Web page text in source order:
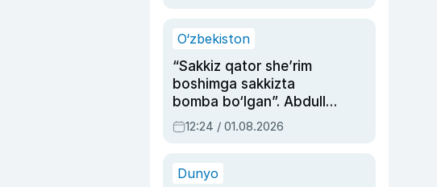
O‘zbekiston
“Sakkiz qator she’rim
boshimga sakkizta
bomba bo‘lgan”. Abdulla
Oripovni siyosiy
ayblovlardan asrab
12:24 / 01.08.2026
Dunyo